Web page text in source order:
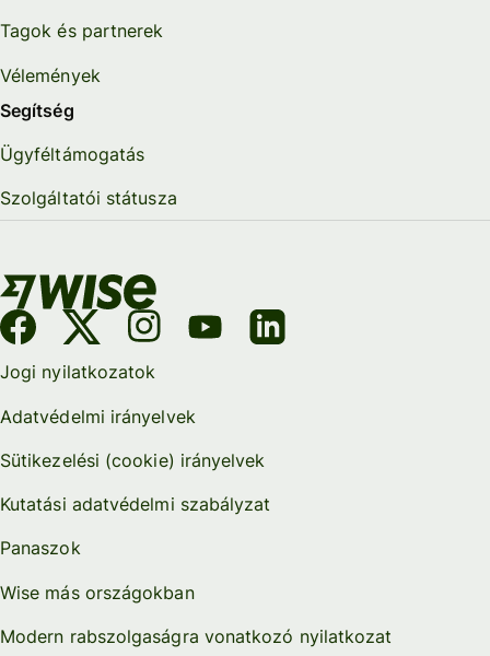
Tagok és partnerek
Vélemények
Segítség
Ügyféltámogatás
Szolgáltatói státusza
Jogi nyilatkozatok
Adatvédelmi irányelvek
Sütikezelési (cookie) irányelvek
Kutatási adatvédelmi szabályzat
Panaszok
Wise más országokban
Modern rabszolgaságra vonatkozó nyilatkozat